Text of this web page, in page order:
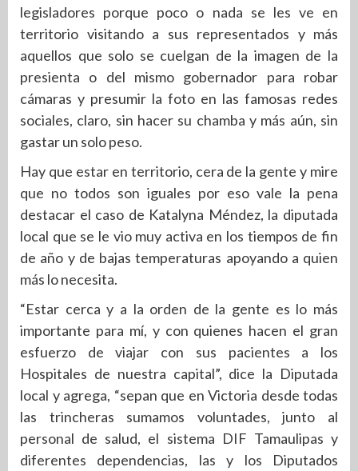
legisladores porque poco o nada se les ve en
territorio visitando a sus representados y más
aquellos que solo se cuelgan de la imagen de la
presienta o del mismo gobernador para robar
cámaras y presumir la foto en las famosas redes
sociales, claro, sin hacer su chamba y más aún, sin
gastar un solo peso.
Hay que estar en territorio, cera de la gente y mire
que no todos son iguales por eso vale la pena
destacar el caso de Katalyna Méndez, la diputada
local que se le vio muy activa en los tiempos de fin
de año y de bajas temperaturas apoyando a quien
más lo necesita.
“Estar cerca y a la orden de la gente es lo más
importante para mí, y con quienes hacen el gran
esfuerzo de viajar con sus pacientes a los
Hospitales de nuestra capital”, dice la Diputada
local y agrega, “sepan que en Victoria desde todas
las trincheras sumamos voluntades, junto al
personal de salud, el sistema DIF Tamaulipas y
diferentes dependencias, las y los Diputados